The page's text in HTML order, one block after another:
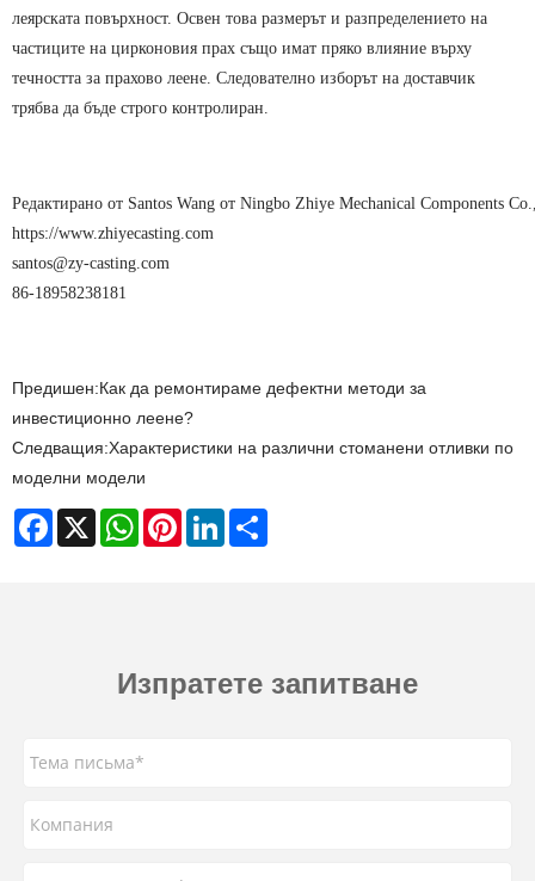
леярската повърхност. Освен това размерът и разпределението на
частиците на цирконовия прах също имат пряко влияние върху
течността за прахово леене. Следователно изборът на доставчик
трябва да бъде строго контролиран.
Редактирано от Santos Wang от Ningbo Zhiye Mechanical Components
https://www.zhiyecasting.com
santos@zy-casting.com
86-18958238181
Предишен:Как да ремонтираме дефектни методи за
инвестиционно леене?
Следващия:Характеристики на различни стоманени отливки по
моделни модели
Facebook
X WhatsAppPinterestLinkedIn
Изпратете запитване